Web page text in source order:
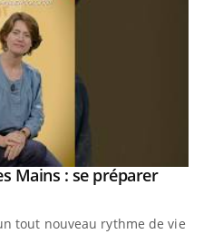
Mains : se préparer
tout nouveau rythme de vie !